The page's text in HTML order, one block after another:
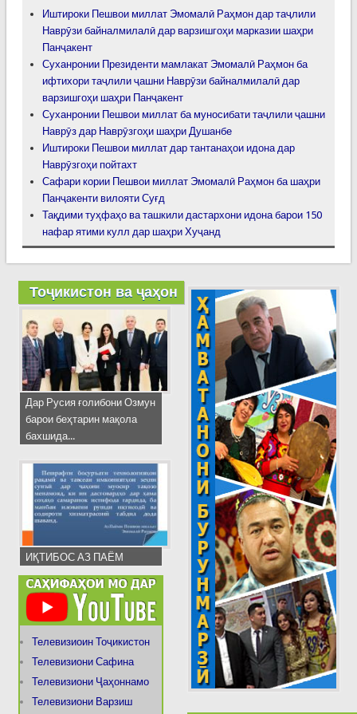
Иштироки Пешвои миллат Эмомалӣ Раҳмон дар таҷлили
Наврӯзи байналмилалӣ дар варзишгоҳи марказии шаҳри
Панҷакент
Суханронии Президенти мамлакат Эмомалӣ Раҳмон ба
ифтихори таҷлили ҷашни Наврӯзи байналмилалӣ дар
варзишгоҳи шаҳри Панҷакент
Суханронии Пешвои миллат ба муносибати таҷлили ҷашни
Наврӯз дар Наврӯзгоҳи шаҳри Душанбе
Иштироки Пешвои миллат дар тантанаҳои идона дар
Наврӯзгоҳи пойтахт
Сафари кории Пешвои миллат Эмомалӣ Раҳмон ба шаҳри
Панҷакенти вилояти Суғд
Тақдими туҳфаҳо ва ташкили дастархони идона барои 150
нафар ятими кулл дар шаҳри Хуҷанд
Тоҷикистон ва ҷаҳон
Дар Русия ғолибони Озмун
барои беҳтарин мақола
бахшида...
ИҚТИБОС АЗ ПАЁМ
Телевизиоин Тоҷикистон
Телевизиони Сафина
Телевизиони Ҷаҳоннамо
Телевизиони Варзиш